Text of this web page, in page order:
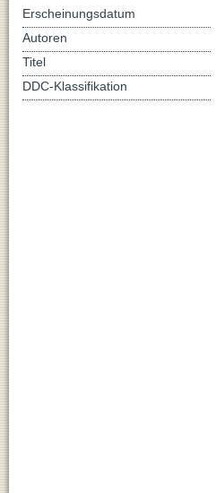
Erscheinungsdatum
Autoren
Titel
DDC-Klassifikation